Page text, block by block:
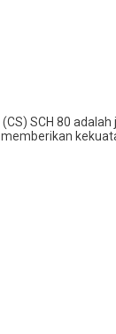
SCH 80